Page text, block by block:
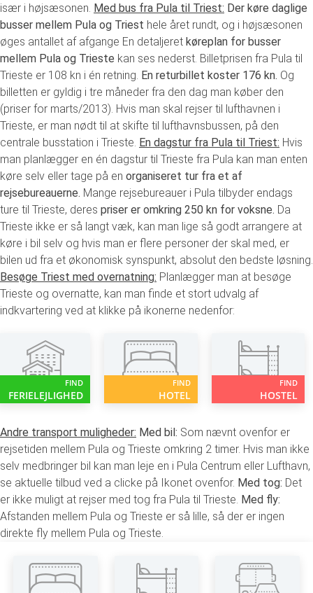
især i højsæsonen. Med bus fra Pula til Triest: Der køre daglige
busser mellem Pula og Triest hele året rundt, og i højsæsonen
øges antallet af afgange En detaljeret køreplan for busser
mellem Pula og Trieste kan ses nederst. Billetprisen fra Pula til
Trieste er 108 kn i én retning. En returbillet koster 176 kn. Og
billetten er gyldig i tre måneder fra den dag man køber den
(priser for marts/2013). Hvis man skal rejser til lufthavnen i
Trieste, er man nødt til at skifte til lufthavnsbussen, på den
centrale busstation i Trieste. En dagstur fra Pula til Triest: Hvis
man planlægger en én dagstur til Trieste fra Pula kan man enten
køre selv eller tage på en organiseret tur fra et af
rejsebureauerne. Mange rejsebureauer i Pula tilbyder endags
ture til Trieste, deres priser er omkring 250 kn for voksne. Da
Trieste ikke er så langt væk, kan man lige så godt arrangere at
køre i bil selv og hvis man er flere personer der skal med, er
bilen ud fra et økonomisk synspunkt, absolut den bedste løsning.
Besøge Triest med overnatning: Planlægger man at besøge
Trieste og overnatte, kan man finde et stort udvalg af
indkvartering ved at klikke på ikonerne nedenfor:
FIND
FERIELEJLIGHED
FIND
HOTEL
FIND
HOSTEL
Andre transport muligheder: Med bil: Som nævnt ovenfor er
rejsetiden mellem Pula og Trieste omkring 2 timer. Hvis man ikke
selv medbringer bil kan man leje en i Pula Centrum eller Lufthavn,
se aktuelle tilbud ved a clicke på Ikonet ovenfor. Med tog: Det
er ikke muligt at rejser med tog fra Pula til Trieste. Med fly:
Afstanden mellem Pula og Trieste er så lille, så der er ingen
direkte fly mellem Pula og Trieste.